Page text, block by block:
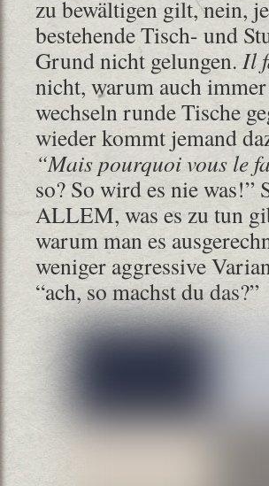
zu bewältigen gilt, nein,
bestehende Tisch- und
Grund nicht gelungen.Il
nicht, warum auch
wechseln runde Tische
wieder kommt jemand
“Mais pourquoi vous le
so? So wird es nie was!”
ALLEM, was es zu tun
warum man es
weniger aggressive
“ach, so machst du das?”